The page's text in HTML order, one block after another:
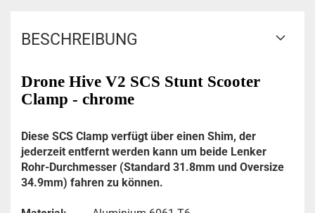
BESCHREIBUNG
Drone Hive V2 SCS Stunt Scooter
Clamp - chrome
Diese SCS Clamp verfügt über einen Shim, der
jederzeit entfernt werden kann um beide Lenker
Rohr-Durchmesser (Standard 31.8mm und Oversize
34.9mm) fahren zu können.